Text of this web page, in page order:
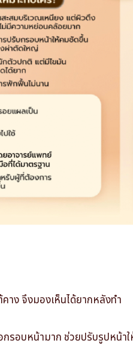
าง จึงมองเห็นได้ยากหลังทำ
รอบหน้ามาก ช่วยปรับรูปหน้าใ